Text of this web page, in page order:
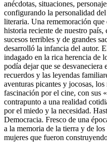
anécdotas, situaciones,
configurando la personalidad
literaria. Una rememoración que
historia reciente de nuestro país,
sucesos terribles y de grandes
desarrolló la infancia del autor.
indagado en la rica herencia de
podía dejar que se
recuerdos y las leyendas
aventuras picantes y jocosas,
fascinación por el cine, con sus
contrapunto a una realidad
por el miedo y la necesidad.
Democracia. Fresco de una
a la memoria de la tierra y de
mujeres que fueron